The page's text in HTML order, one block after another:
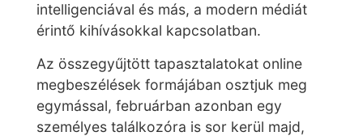
intelligenciával és más, a modern médiát
érintő kihívásokkal kapcsolatban.
Az összegyűjtött tapasztalatokat online
megbeszélések formájában osztjuk meg
egymással, februárban azonban egy
személyes találkozóra is sor kerül majd,